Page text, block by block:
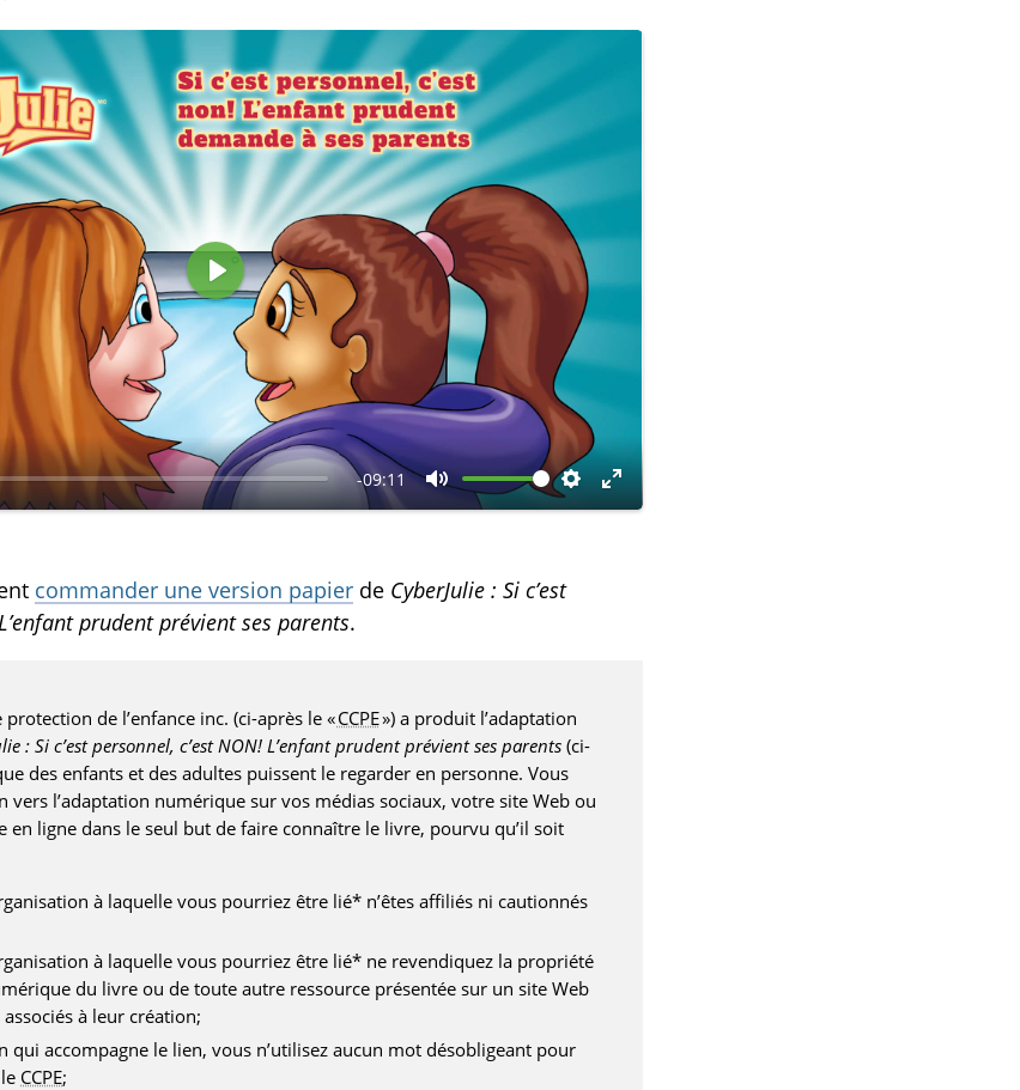
-09:11
C
u
l
e
s
o
R
e
s
M
L
i
r
commander une version papierde CyberJulie : Si c’est
prudent prévient ses parents.
de l’enfance inc. (ci-après le «CCPE») a produit l’adaptation
: Si c’est personnel, c’est NON! L’enfant prudent prévient ses parents(ci-
des enfants et des adultes puissent le regarder en personne. Vous
vers l’adaptation numérique sur vos médias sociaux, votre site Web ou
ligne dans le seul but de faire connaître le livre, pourvu qu’il soit
à laquelle vous pourriez être lié* n’êtes affiliés ni cautionnés
à laquelle vous pourriez être lié* ne revendiquez la propriété
du livre ou de toute autre ressource présentée sur un site Web
associés à leur création;
qui accompagne le lien, vous n’utilisez aucun mot désobligeant pour
CCPE;